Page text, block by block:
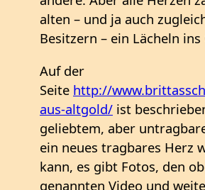
alten – und ja auch
Besitzern – ein Lächeln ins
Auf der
Seite http://
aus-altgold/ ist
geliebtem, aber
ein neues tragbares Herz
kann, es gibt Fotos, den
genannten Video und